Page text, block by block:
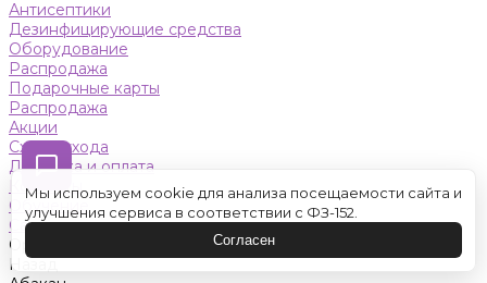
Антисептики
Дезинфицирующие средства
Оборудование
Распродажа
Подарочные карты
Распродажа
Акции
Схемы ухода
Доставка и оплата
Контакты
Обучение
Салон красоты
Оренбург
Назад
Мы используем cookie для анализа посещаемости сайта и
улучшения сервиса в соответствии с ФЗ-152.
Согласен